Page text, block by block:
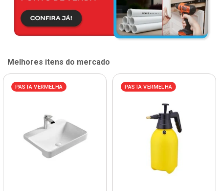
Melhores itens do mercado
PASTA VERMELHA PASTA VERMELHA